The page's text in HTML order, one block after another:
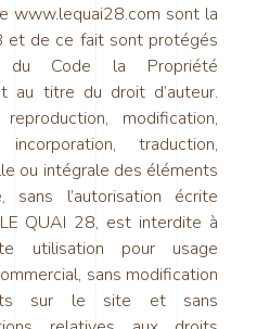
www.lequai28.com sont la
et de ce fait sont protégés
du Code la Propriété
au titre du droit d’auteur.
modification,
traduction,
ou intégrale des éléments
l’autorisation écrite
QUAI 28, est interdite à
utilisation pour usage
sans modification
sur le site et sans